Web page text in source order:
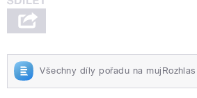
Všechny díly pořadu na mujRozhlas